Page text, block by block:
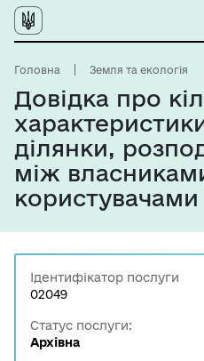
Головна Земля та екологія
Довідка про
ділянки,
між
користувачами
Ідентифікатор послуги
02049
Статус послуги:
Архівна